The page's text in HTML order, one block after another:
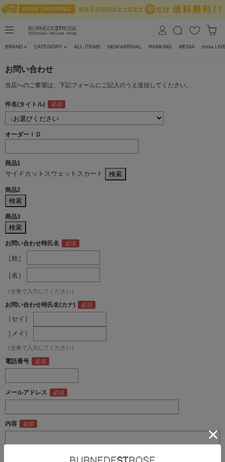
BRAND CATEGORY ALL ITEMS NEW ARRIVAL RANKING MEDIA Insta
お問い合わせ
当店へのご要望は、下記フォームにご記入のうえ送信してください。
件名(タイトル)
オーダーＩＤ
商品1
サイドカットスウェットスカート
商品2
商品3
お問い合わせ時氏名
［姓］
［名］
（全角で入力してください）
お問い合わせ時氏名(カナ)
［セイ］
［メイ］
（全角で入力してください）
電話番号
メールアドレス
内容